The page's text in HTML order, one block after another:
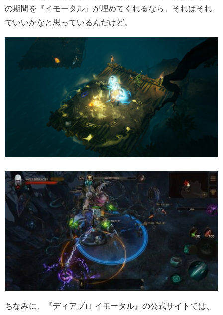
の期間を『イモータル』が埋めてくれるなら、それはそれ
でいいかなと思っているんだけど。
ちなみに、『ディアブロ イモータル』の公式サイトでは、